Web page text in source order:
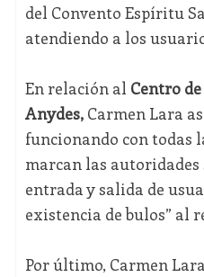
del Convento Espíritu
atendiendo a los
En relación al Centro
Anydes,Carmen Lara
funcionando con todas
marcan las
entrada y salida de
existencia de bulos” al
Por último, Carmen